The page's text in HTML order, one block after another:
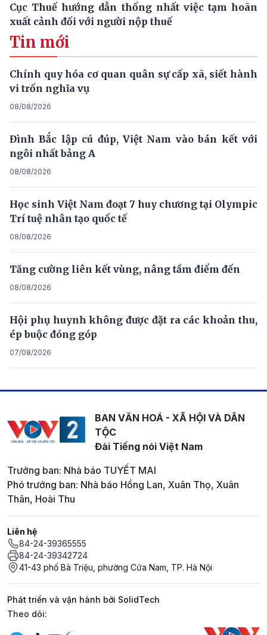
Cục Thuế hướng dẫn thống nhất việc tạm hoãn
xuất cảnh đối với người nộp thuế
Tin mới
Chính quy hóa cơ quan quân sự cấp xã, siết hành
vi trốn nghĩa vụ
08/08/2026
Đình Bắc lập cú đúp, Việt Nam vào bán kết với
ngôi nhất bảng A
08/08/2026
Học sinh Việt Nam đoạt 7 huy chương tại Olympic
Trí tuệ nhân tạo quốc tế
08/08/2026
Tăng cường liên kết vùng, nâng tầm điểm đến
08/08/2026
Hội phụ huynh không được đặt ra các khoản thu,
ép buộc đóng góp
07/08/2026
BAN VĂN HOÁ - XÃ HỘI VÀ DÂN
TỘC
Đài Tiếng nói Việt Nam
Trưởng ban: Nhà báo TUYẾT MAI
Phó trưởng ban: Nhà báo Hồng Lan, Xuân Thọ, Xuân
Thân, Hoài Thu
Liên hệ
84-24-39365555
84-24-39342724
41-43 phố Bà Triệu, phường Cửa Nam, TP. Hà Nội
Phát triển và vận hành bởi SolidTech
Mạng xã hội
Theo dõi: